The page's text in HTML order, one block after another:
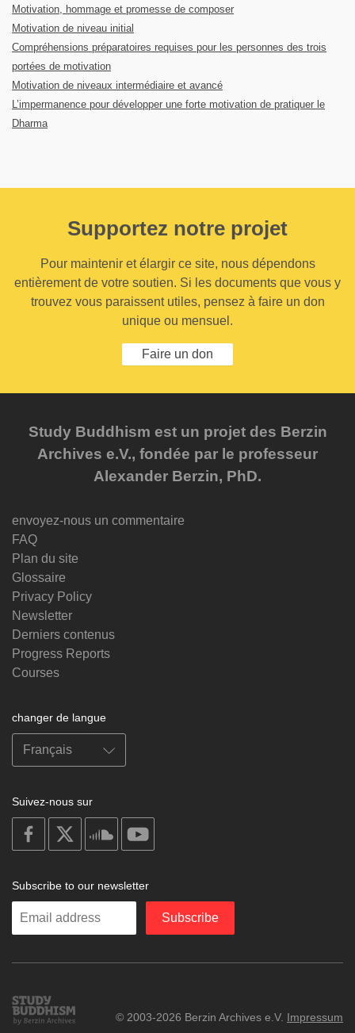
Motivation, hommage et promesse de composer
Motivation de niveau initial
Compréhensions préparatoires requises pour les personnes des trois
portées de motivation
Motivation de niveaux intermédiaire et avancé
L’impermanence pour développer une forte motivation de pratiquer le
Dharma
Supportez notre projet
Pour maintenir et élargir ce site, nous dépendons
entièrement de votre soutien. Si les documents que vous y
trouvez vous paraissent utiles, pensez à faire un don
unique ou mensuel.
Faire un don
Study Buddhism est un projet des Berzin
Archives e.V., fondée par le professeur
Alexander Berzin, PhD.
envoyez-nous un commentaire
FAQ
Plan du site
Glossaire
Privacy Policy
Newsletter
Derniers contenus
Progress Reports
Courses
changer de langue
Suivez-nous sur
on
facebook
soundcloud
Subscribe to our newsletter
Enter
Subscribe
Study
Buddhism
© 2003-2026 Berzin Archives e.V. Impressum